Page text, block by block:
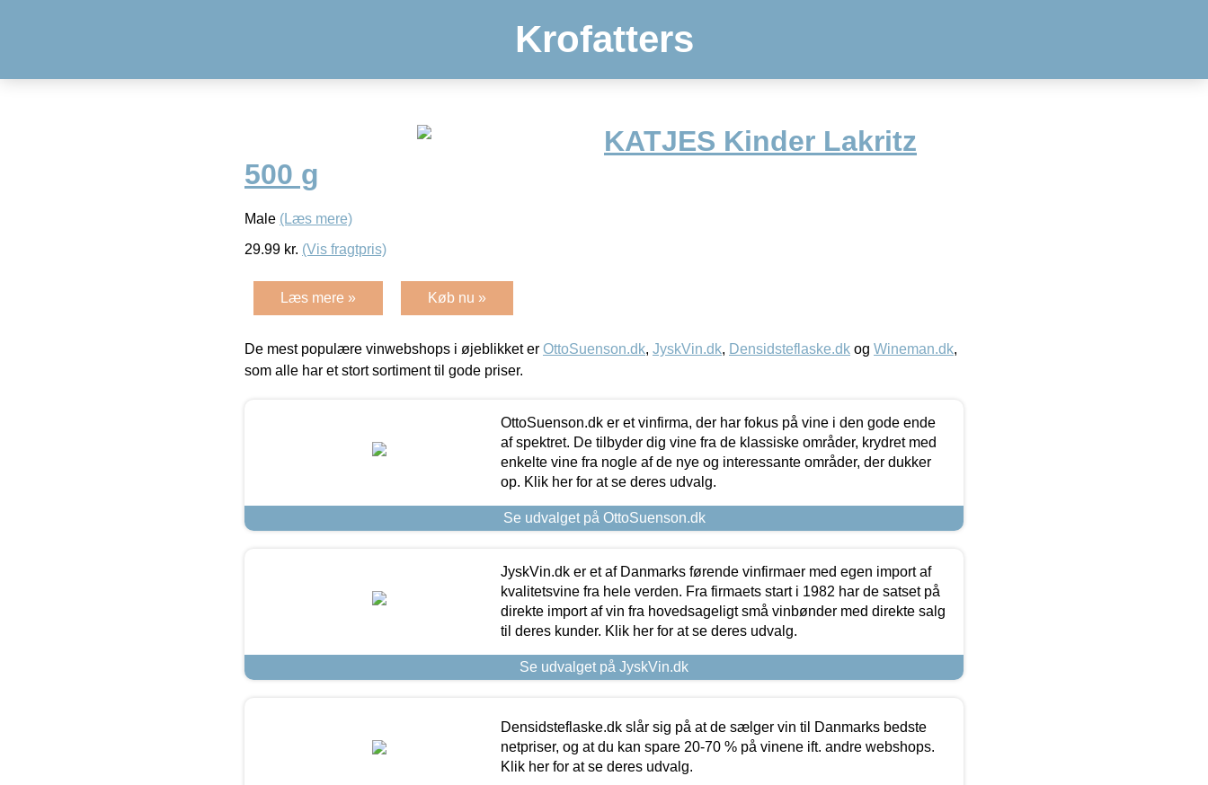
Krofatters
KATJES Kinder Lakritz
500 g
Male (Læs mere)
29.99 kr. (Vis fragtpris)
Læs mere » Køb nu »
De mest populære vinwebshops i øjeblikket er OttoSuenson.dk, JyskVin.dk, Densidsteflaske.dk og Wineman.dk,
som alle har et stort sortiment til gode priser.
OttoSuenson.dk er et vinfirma, der har fokus på vine i den gode ende
af spektret. De tilbyder dig vine fra de klassiske områder, krydret med
enkelte vine fra nogle af de nye og interessante områder, der dukker
op. Klik her for at se deres udvalg.
Se udvalget på OttoSuenson.dk
JyskVin.dk er et af Danmarks førende vinfirmaer med egen import af
kvalitetsvine fra hele verden. Fra firmaets start i 1982 har de satset på
direkte import af vin fra hovedsageligt små vinbønder med direkte salg
til deres kunder. Klik her for at se deres udvalg.
Se udvalget på JyskVin.dk
Densidsteflaske.dk slår sig på at de sælger vin til Danmarks bedste
netpriser, og at du kan spare 20-70 % på vinene ift. andre webshops.
Klik her for at se deres udvalg.